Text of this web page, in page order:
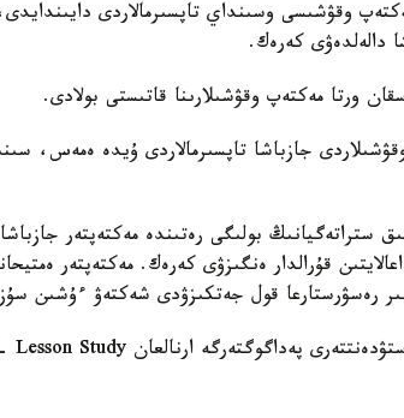
9 مىڭ مەكتەپ وقۋشىسى وسىنداي تاپسىرمالاردى
دالەلدەۋى كەرەك.
جازباشا تاپسىرمالاردى ۇيدە ەمەس،
ستراتەگيانىڭ بولىگى رەتىندە مەكتەپتەر
قۇرالدار ەنگىزۋى كەرەك. مەكتەپتەر
رەسۋرستارعا قول جەتكىزۋدى شەكتەۋ ءۇشىن